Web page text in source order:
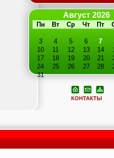
Август 2026
Пн Вт Ср Чт Пт
3
4 5 6 7
10
11 12 13 14
17
18 19 20 21
24
25 26 27 28
31
КОНТАКТЫ